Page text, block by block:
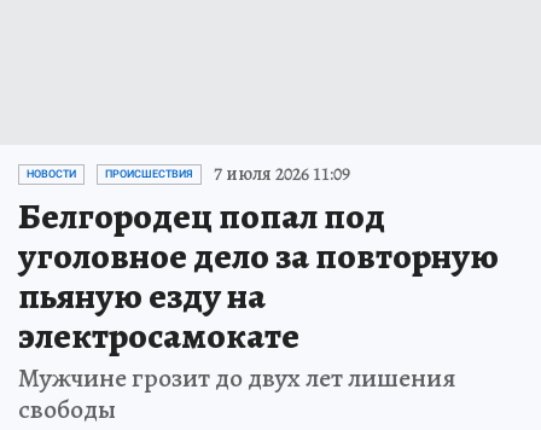
НОВОСТИ ПРОИСШЕСТВИЯ 7 июля 2026 11:09
Белгородец попал под
уголовное дело за повторную
пьяную езду на
электросамокате
Мужчине грозит до двух лет лишения
свободы